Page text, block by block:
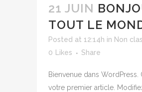
21 JUIN
TOUT LE
Posted at 12:14h in Non
0
Likes Share
Bienvenue dans WordPress.
votre premier article.